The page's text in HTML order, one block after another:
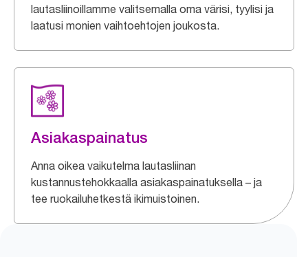
lautasliinoillamme valitsemalla oma värisi, tyylisi ja
laatusi monien vaihtoehtojen joukosta.
Asiakaspainatus
Anna oikea vaikutelma lautasliinan
kustannustehokkaalla asiakaspainatuksella – ja
tee ruokailuhetkestä ikimuistoinen.